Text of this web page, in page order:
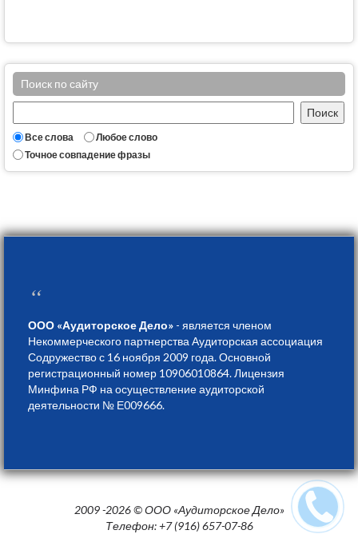
Поиск по сайту
Все слова
Любое слово
Точное совпадение фразы
“
ООО «Аудиторское Дело» - является членом
Некоммерческого партнерства Аудиторская ассоциация
Содружество с 16 ноября 2009 года. Основной
регистрационный номер 10906010864. Лицензия
Минфина РФ на осуществление аудиторской
деятельности № Е009666.
2009 -2026 © ООО «Аудиторское Дело»
Телефон: +7 (916) 657-07-86